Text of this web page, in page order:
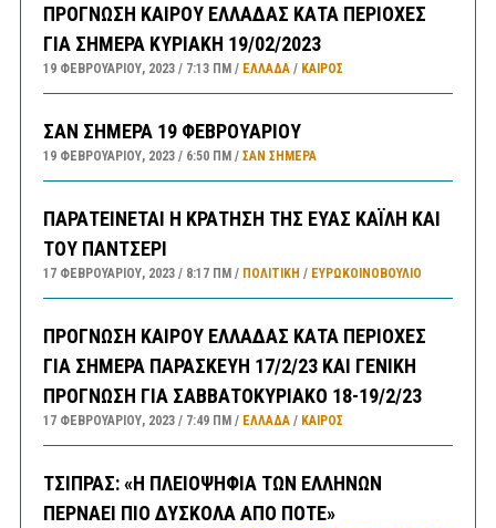
ΠΡΟΓΝΩΣΗ ΚΑΙΡΟΥ ΕΛΛΑΔΑΣ ΚΑΤΑ ΠΕΡΙΟΧΕΣ
ΓΙΑ ΣΗΜΕΡΑ ΚΥΡΙΑΚΗ 19/02/2023
19 ΦΕΒΡΟΥΑΡΊΟΥ, 2023 7:13 ΠΜ ΕΛΛΑΔA/ ΚΑΙΡΌΣ
ΣΑΝ ΣΗΜΕΡΑ 19 ΦΕΒΡΟΥΑΡΙΟΥ
19 ΦΕΒΡΟΥΑΡΊΟΥ, 2023 6:50 ΠΜ ΣΑΝ ΣΉΜΕΡΑ
ΠΑΡΑΤΕΙΝΕΤΑΙ Η ΚΡΑΤΗΣΗ ΤΗΣ ΕΥΑΣ ΚΑΪΛΗ ΚΑΙ
ΤΟΥ ΠΑΝΤΣΕΡΙ
17 ΦΕΒΡΟΥΑΡΊΟΥ, 2023 8:17 ΠΜ ΠΟΛΙΤΙΚΗ / ΕΥΡΩΚΟΙΝΟΒΟΥΛΙΟ
ΠΡΟΓΝΩΣΗ ΚΑΙΡΟΥ ΕΛΛΑΔΑΣ ΚΑΤΑ ΠΕΡΙΟΧΕΣ
ΓΙΑ ΣΗΜΕΡΑ ΠΑΡΑΣΚΕΥΗ 17/2/23 ΚΑΙ ΓΕΝΙΚΗ
ΠΡΟΓΝΩΣΗ ΓΙΑ ΣΑΒΒΑΤΟΚΥΡΙΑΚΟ 18-19/2/23
17 ΦΕΒΡΟΥΑΡΊΟΥ, 2023 7:49 ΠΜ ΕΛΛΑΔA/ ΚΑΙΡΌΣ
ΤΣΙΠΡΑΣ: «Η ΠΛΕΙΟΨΗΦΙΑ ΤΩΝ ΕΛΛΗΝΩΝ
ΠΕΡΝΑΕΙ ΠΙΟ ΔΥΣΚΟΛΑ ΑΠΟ ΠΟΤΕ»